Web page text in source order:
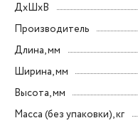
ДxШxВ
Производитель
Длина, мм
Ширина, мм
Высота, мм
Масса (без упаковки), кг